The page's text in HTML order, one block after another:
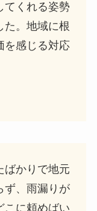
てくれる姿勢
た。地域に根
を感じる対応
ばかりで地元
ず、雨漏りが
こに頼めばい